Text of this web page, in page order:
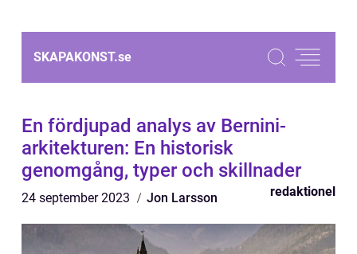
SKAPAKONST.se
En fördjupad analys av Bernini-
arkitekturen: En historisk
genomgång, typer och skillnader
24 september 2023 Jon Larsson redaktionel